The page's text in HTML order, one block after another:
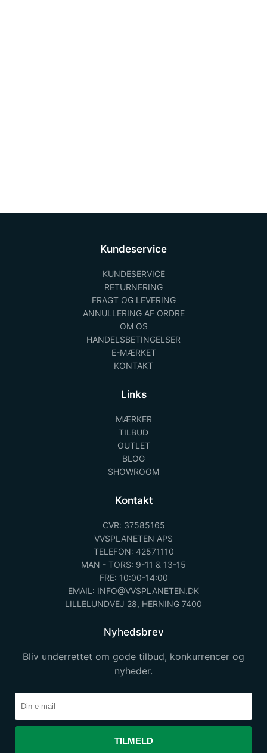
Kundeservice
KUNDESERVICE
RETURNERING
FRAGT OG LEVERING
ANNULLERING AF ORDRE
OM OS
HANDELSBETINGELSER
E-MÆRKET
KONTAKT
Links
MÆRKER
TILBUD
OUTLET
BLOG
SHOWROOM
Kontakt
CVR: 37585165
VVSPLANETEN APS
TELEFON: 42571110
MAN - TORS: 9-11 & 13-15
FRE: 10:00-14:00
EMAIL: INFO@VVSPLANETEN.DK
LILLELUNDVEJ 28, HERNING 7400
Nyhedsbrev
Bliv underrettet om gode tilbud, konkurrencer og
nyheder.
TILMELD